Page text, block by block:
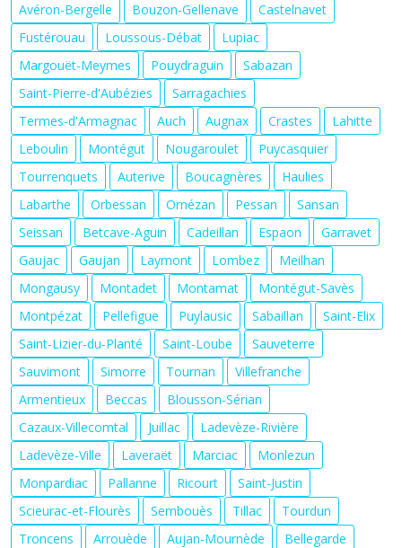
Avéron-Bergelle
Bouzon-Gellenave
Castelnavet
Fustérouau
Loussous-Débat
Lupiac
Margouët-Meymes
Pouydraguin
Sabazan
Saint-Pierre-d'Aubézies
Sarragachies
Termes-d'Armagnac
Auch Augnax Crastes
Lahitte
Leboulin
Montégut Nougaroulet
Puycasquier
Tourrenquets
Auterive Boucagnères
Haulies
Labarthe
Orbessan Ornézan Pessan
Sansan
Seissan
Betcave-Aguin Cadeillan Espaon
Garravet
Gaujac
Gaujan Laymont Lombez
Meilhan
Mongausy
Montadet Montamat
Montégut-Savès
Montpézat
Pellefigue Puylausic Sabaillan
Saint-Elix
Saint-Lizier-du-Planté
Saint-Loube
Sauveterre
Sauvimont
Simorre Tournan
Villefranche
Armentieux
Beccas
Blousson-Sérian
Cazaux-Villecomtal
Juillac
Ladevèze-Rivière
Ladevèze-Ville
Laveraët Marciac
Monlezun
Monpardiac
Pallanne Ricourt
Saint-Justin
Scieurac-et-Flourès
Sembouès Tillac
Tourdun
Troncens
Arrouède Aujan-Mournède
Bellegarde